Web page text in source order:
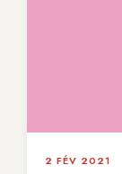
2 FÉV 2021